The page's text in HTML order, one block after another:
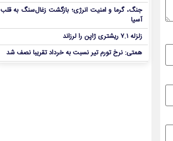
جنگ، گرما و امنیت انرژی؛ بازگشت زغال‌سنگ به قلب
آسیا
زلزله ۷.۱ ریشتری ژاپن را لرزاند
همتی: نرخ تورم تیر نسبت به خرداد تقریبا نصف شد